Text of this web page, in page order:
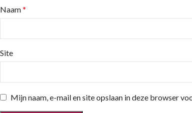
Naam*
Site
Mijn naam, e-mail en site opslaan in deze browser